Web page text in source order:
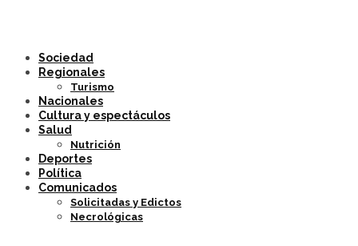
Sociedad
Regionales
Turismo
Nacionales
Cultura y espectáculos
Salud
Nutrición
Deportes
Política
Comunicados
Solicitadas y Edictos
Necrológicas